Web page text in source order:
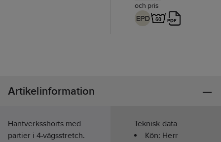
och pris
Artikelinformation
Hantverksshorts med
partier i 4-vägsstretch.
Teknisk data
Kön: Herr